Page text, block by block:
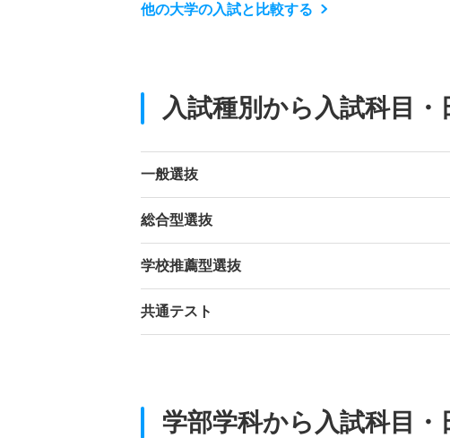
他の大学の入試と比較する
入試種別から入試科目・
一般選抜
総合型選抜
学校推薦型選抜
共通テスト
学部学科から入試科目・